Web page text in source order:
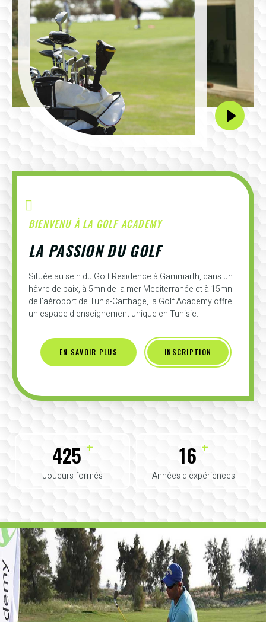
BIENVENU À LA GOLF ACADEMY
LA PASSION DU GOLF
Située au sein du Golf Residence à Gammarth, dans un
hâvre de paix, à 5mn de la mer Mediterranée et à 15mn
de l'aéroport de Tunis-Carthage, la Golf Academy offre
un espace d'enseignement unique en Tunisie.
EN SAVOIR PLUS INSCRIPTION
425 +
Joueurs formés
16 +
Années d'expériences